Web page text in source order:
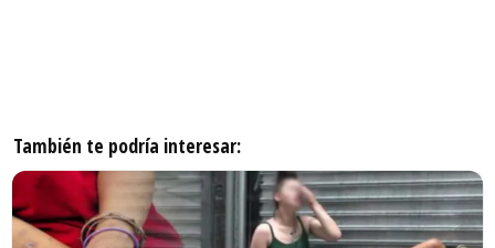
También te podría interesar: